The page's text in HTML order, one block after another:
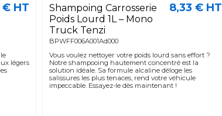
€ HT
légers
Shampoing Carrosserie
Poids Lourd 1L – Mono
Truck Tenzi
BPWFF006A001Ad000
8,33 € HT
Vous voulez nettoyer votre poids lourd sans effort ?
Notre shampooing hautement concentré est la
solution idéale. Sa formule alcaline déloge les
salissures les plus tenaces, rend votre véhicule
impeccable. Essayez-le dès maintenant !